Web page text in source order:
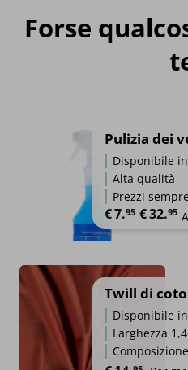
Forse
Pulizia dei
Disponibile
Alta qualità
Prezzi
€7.95-€32.95
Fascia di
Twill di
Disponibile
Larghezza